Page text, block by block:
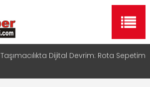
Taşımacılıkta Dijital Devrim: Rota Sepetim